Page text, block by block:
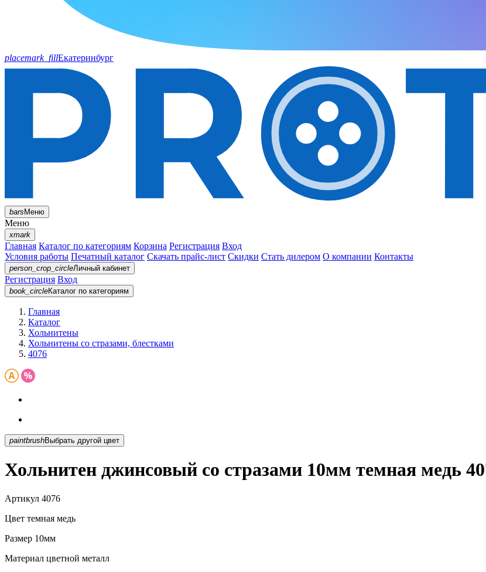
placemark_fillЕкатеринбург
barsМеню
Меню
xmark
Главная Каталог по категориям Корзина Регистрация Вход
Условия работы Печатный каталог Скачать прайс-лист Скидки Стать дилером О компании Контакты
person_crop_circleЛичный кабинет
Регистрация Вход
book_circleКаталог по категориям
Главная
Каталог
Хольнитены
Хольнитены со стразами, блестками
4076
paintbrush Выбрать другой цвет
Хольнитен джинсовый со стразами 10мм темная медь
Артикул 4076
Цвет темная медь
Размер 10мм
Материал цветной металл